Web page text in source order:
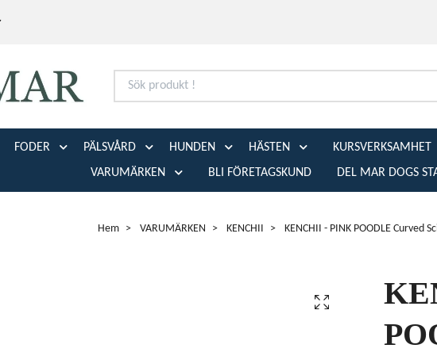
FODER PÄLSVÅRD HUNDEN HÄSTEN KURSVERKSAMHET
VARUMÄRKEN
BLI FÖRETAGSKUND DEL MAR DOGS
Hem VARUMÄRKEN KENCHII KENCHII - PINK POODLE Curved